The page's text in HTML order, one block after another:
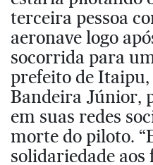
terceira pessoa
aeronave logo
socorrida para
prefeito de
Bandeira Júnior,
em suas redes
morte do piloto.
solidariedade